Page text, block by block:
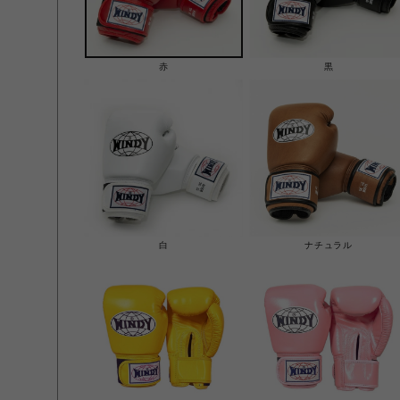
赤 黒
白 ナチュラル